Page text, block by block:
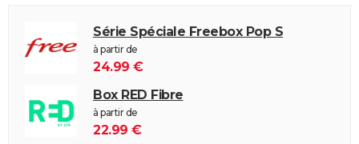
Série Spéciale Freebox Pop S
à partir de
24.99 €
Box RED Fibre
à partir de
22.99 €